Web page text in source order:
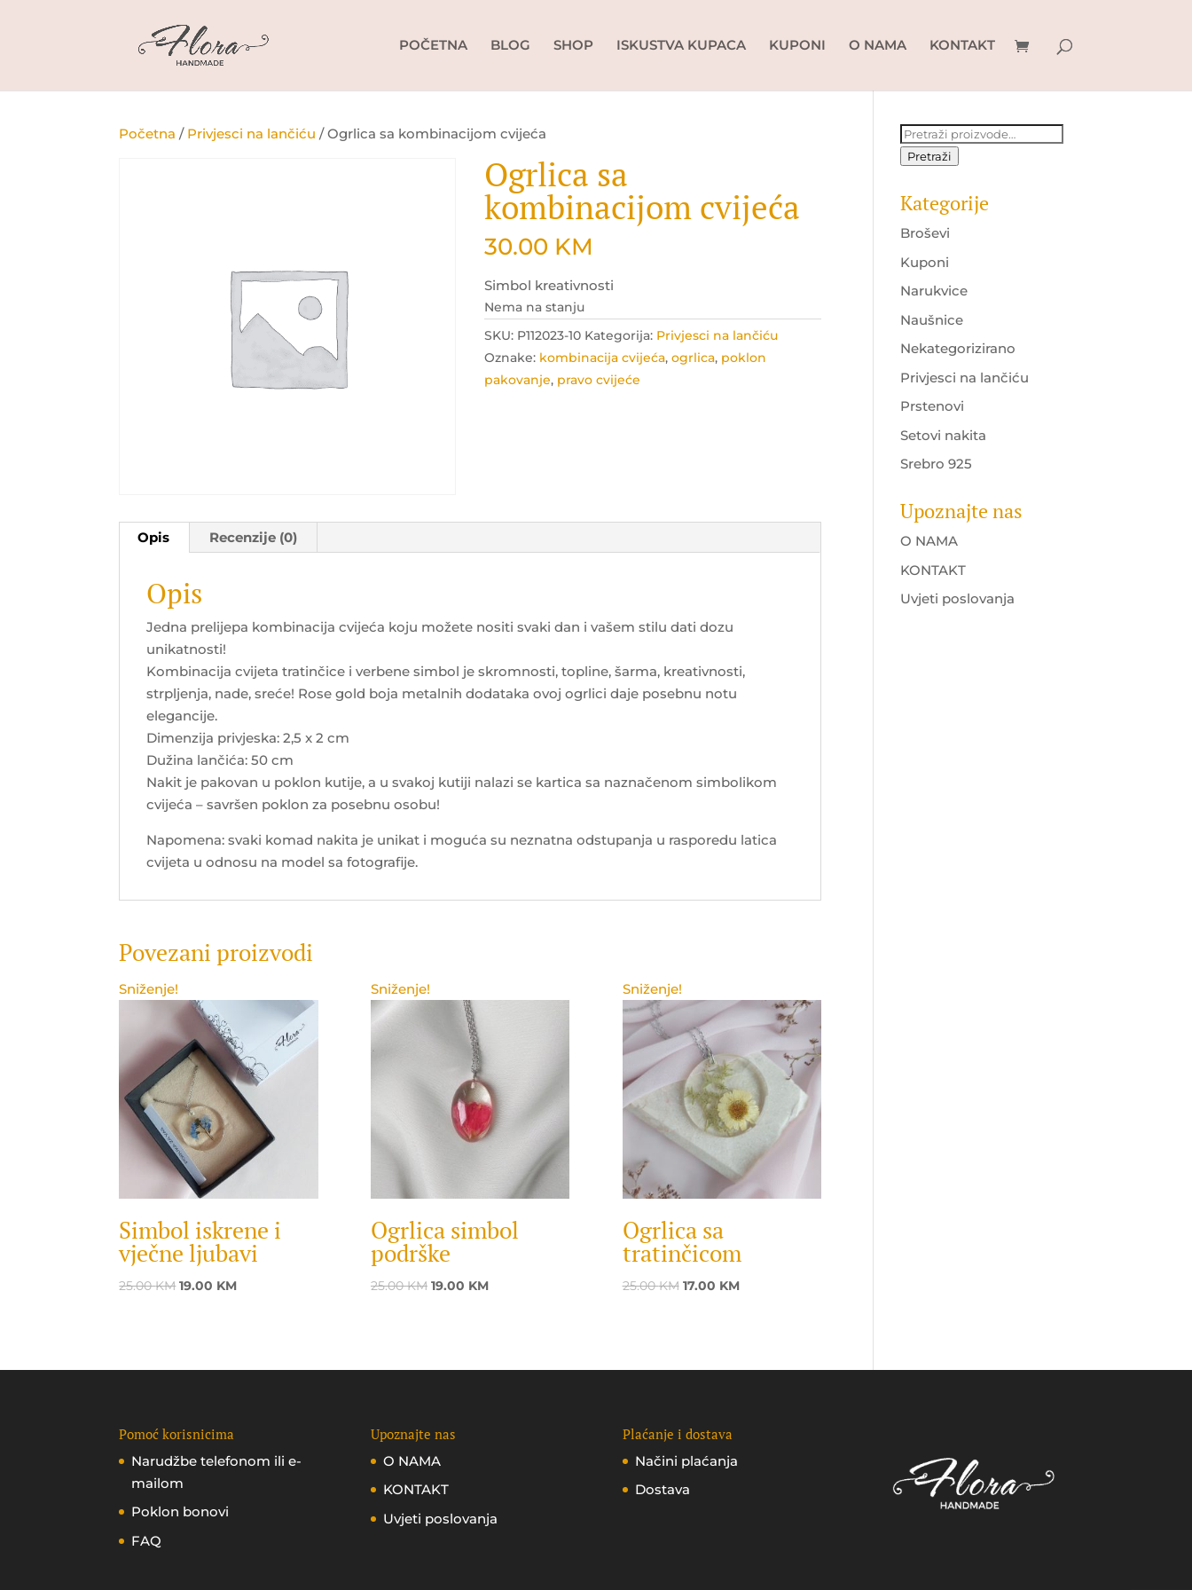
POČETNA BLOG SHOP ISKUSTVA KUPACA KUPONI O NAMA KONTAKT
Početna / Privjesci na lančiću / Ogrlica sa kombinacijom cvijeća
Ogrlica sa
kombinacijom cvijeća
30.00 KM
Simbol kreativnosti
Nema na stanju
SKU: P112023-10 Kategorija: Privjesci na lančiću
Oznake: kombinacija cvijeća,ogrlica, poklon
pakovanje, pravo cvijeće
Opis Recenzije (0)
Opis
Jedna prelijepa kombinacija cvijeća koju možete nositi svaki dan i vašem stilu dati dozu
unikatnosti!
Kombinacija cvijeta tratinčice i verbene simbol je skromnosti, topline, šarma, kreativnosti,
strpljenja, nade, sreće! Rose gold boja metalnih dodataka ovoj ogrlici daje posebnu notu
elegancije.
Dimenzija privjeska: 2,5 x 2 cm
Dužina lančića: 50 cm
Nakit je pakovan u poklon kutije, a u svakoj kutiji nalazi se kartica sa naznačenom simbolikom
cvijeća – savršen poklon za posebnu osobu!
Napomena: svaki komad nakita je unikat i moguća su neznatna odstupanja u rasporedu latica
cvijeta u odnosu na model sa fotografije.
Povezani proizvodi
Sniženje!
Simbol iskrene i
vječne ljubavi
25.00KMOriginal
19.00 KMCurrent
Sniženje!
Ogrlica simbol
podrške
25.00KM Original
19.00 KMCurrent
Sniženje!
Ogrlica sa
tratinčicom
25.00KM Original
17.00 KMCurrent
Pretraži:
Pretraži
Kategorije
Broševi
Kuponi
Narukvice
Naušnice
Nekategorizirano
Privjesci na lančiću
Prstenovi
Setovi nakita
Srebro 925
Upoznajte nas
O NAMA
KONTAKT
Uvjeti poslovanja
Pomoć korisnicima
Narudžbe telefonom ili e-
mailom
Poklon bonovi
FAQ
Upoznajte nas
O NAMA
KONTAKT
Uvjeti poslovanja
Plaćanje i dostava
Načini plaćanja
Dostava